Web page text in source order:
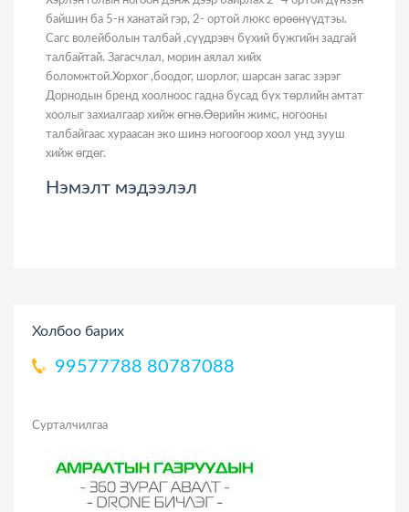
байшин ба 5-н ханатай гэр, 2- ортой люкс өрөөнүүдтэы.
Сагс волейболын талбай ,сүүдрэвч бүхий бүжгийн задгай
талбайтай. Загасчлал, морин аялал хийх
боломжтой.Хорхог ,боодог, шорлог, шарсан загас зэрэг
Дорнодын бренд хоолноос гадна бусад бүх төрлийн амтат
хоолыг захиалгаар хийж өгнө.Өөрийн жимс, ногооны
талбайгаас хураасан эко шинэ ногоогоор хоол унд зууш
хийж өгдөг.
Нэмэлт мэдээлэл
Холбоо барих
99577788 80787088
Сурталчилгаа